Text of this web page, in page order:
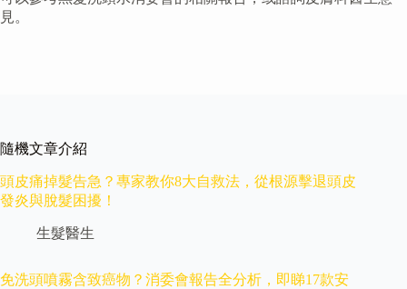
見。
隨機文章介紹
頭皮痛掉髮告急？專家教你8大自救法，從根源擊退頭皮
發炎與脫髮困擾！
生髮醫生
免洗頭噴霧含致癌物？消委會報告全分析，即睇17款安